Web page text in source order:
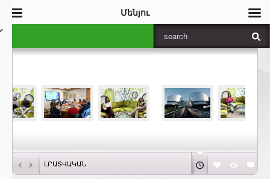
‹ › ԼՐԱՏՎԱԿԱՆ
Մենյու